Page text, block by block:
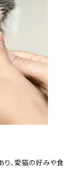
、愛猫の好みや食